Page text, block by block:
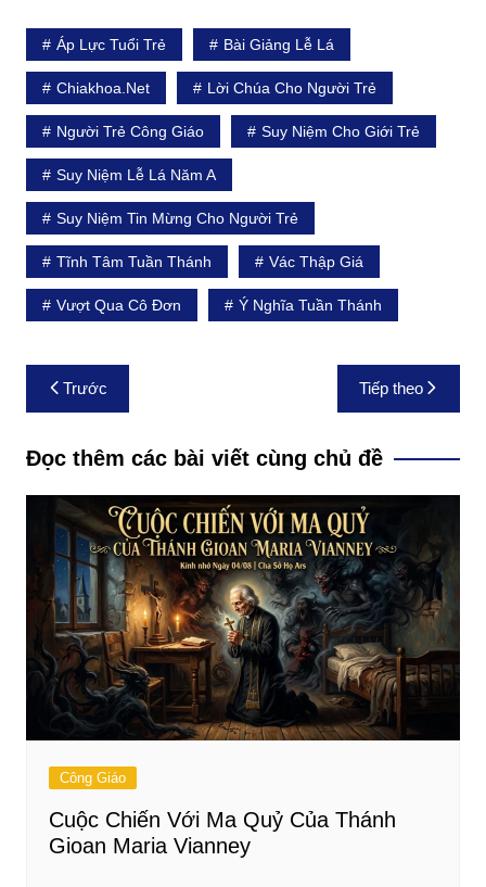
Áp Lực Tuổi Trẻ Bài Giảng Lễ Lá
Chiakhoa.net Lời Chúa Cho Người Trẻ
Người Trẻ Công Giáo Suy Niệm Cho Giới Trẻ
Suy Niệm Lễ Lá Năm A
Suy Niệm Tin Mừng Cho Người Trẻ
Tĩnh Tâm Tuần Thánh Vác Thập Giá
Vượt Qua Cô Đơn Ý Nghĩa Tuần Thánh
Điều
hướng
bài
viết
Trước Tiếp theo
Đọc thêm các bài viết cùng chủ đề
Công Giáo
Cuộc Chiến Với Ma Quỷ Của Thánh
Gioan Maria Vianney